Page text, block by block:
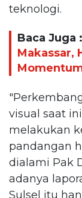
teknologi.
Baca Juga :
Makassar,
visual saat
melakukan
pandangan
dialami Pak
adanya
Sulsel itu